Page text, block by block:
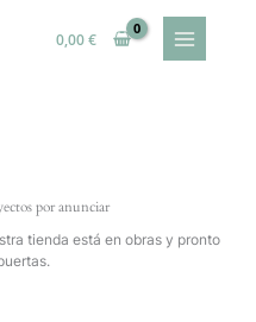
0,00€
por anunciar
tienda está en obras y pronto